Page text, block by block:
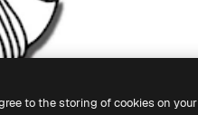
to the storing of cookies on